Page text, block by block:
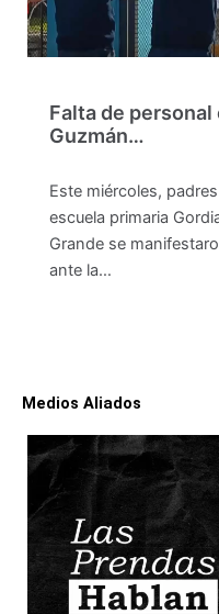
Falta de
Guzmán…
Este miércoles,
escuela primaria
Grande se
ante la…
Medios Aliados